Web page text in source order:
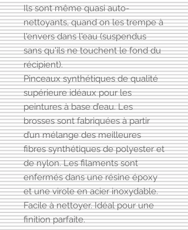
Ils sont même quasi auto-
nettoyants, quand on les trempe à
l'envers dans l'eau (suspendus
sans qu'ils ne touchent le fond du
récipient).
Pinceaux synthétiques de qualité
supérieure idéaux pour les
peintures à base d’eau. Les
brosses sont fabriquées à partir
d’un mélange des meilleures
fibres synthétiques de polyester et
de nylon. Les filaments sont
enfermés dans une résine époxy
et une virole en acier inoxydable.
Facile à nettoyer. Idéal pour une
finition parfaite.